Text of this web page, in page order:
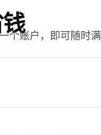
个账户，即可随时满